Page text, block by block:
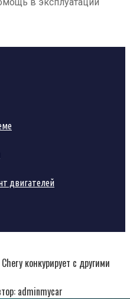
двигателей
конкурирует с другими
adminmycar